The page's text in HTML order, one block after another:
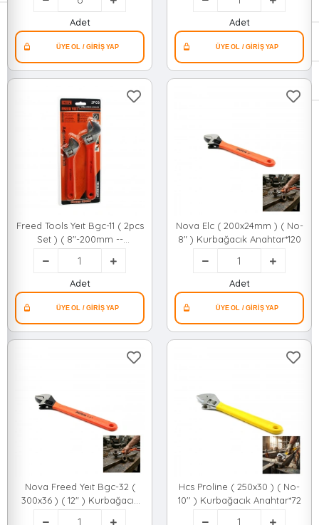
Adet Adet
Freed Tools Yeıt Bgc-11 ( 2pcs
Set ) ( 8"-200mm --
10"-250mm ) Kurbağacık
Anahtar Seti*60
Adet
Nova Elc ( 200x24mm ) ( No-
8" ) Kurbağacık Anahtar*120
Adet
Nova Freed Yeıt Bgc-32 (
300x36 ) ( 12" ) Kurbağacık
Anahtar*48
Hcs Proline ( 250x30 ) ( No-
10'' ) Kurbağacık Anahtar*72